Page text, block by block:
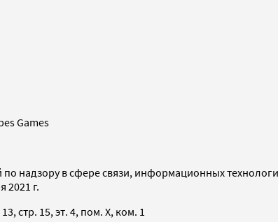
Games
надзору в сфере связи, информационных
2021 г.
стр. 15, эт. 4, пом. X, ком. 1